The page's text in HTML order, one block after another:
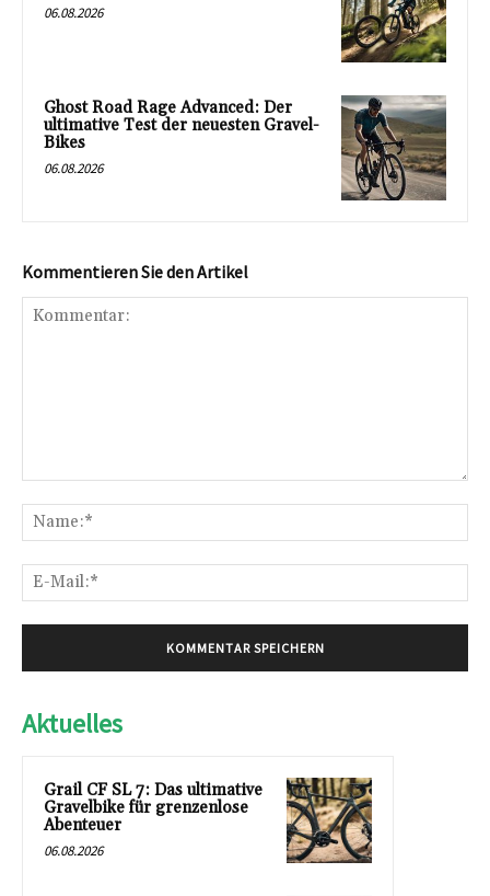
06.08.2026
Ghost Road Rage Advanced: Der
ultimative Test der neuesten Gravel-
Bikes
06.08.2026
Kommentieren Sie den Artikel
Aktuelles
Grail CF SL 7: Das ultimative
Gravelbike für grenzenlose
Abenteuer
06.08.2026